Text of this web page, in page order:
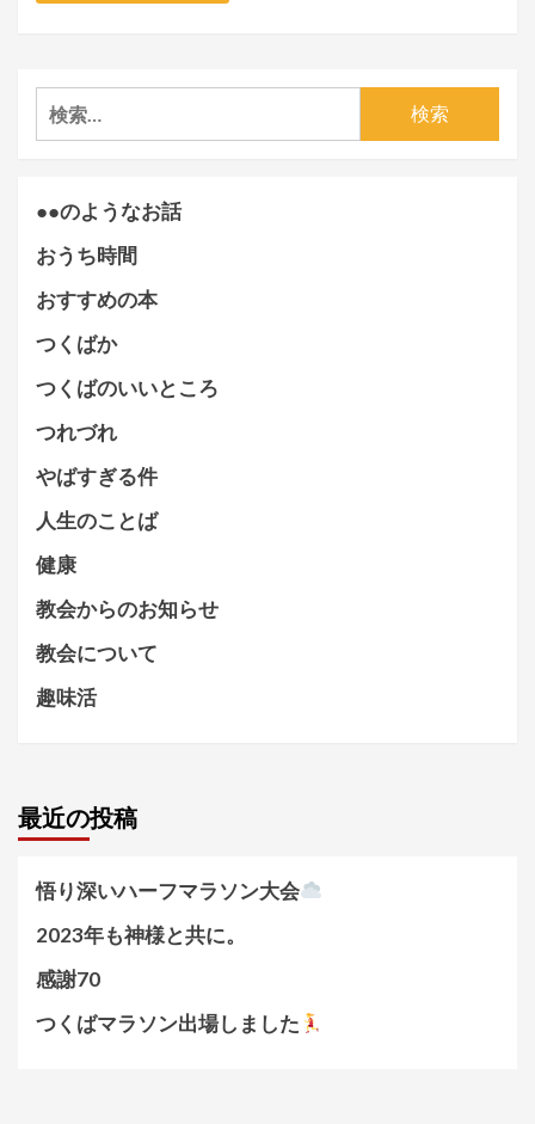
検
索:
●●のようなお話
おうち時間
おすすめの本
つくばか
つくばのいいところ
つれづれ
やばすぎる件
人生のことば
健康
教会からのお知らせ
教会について
趣味活
最近の投稿
悟り深いハーフマラソン大会
2023年も神様と共に。
感謝70
つくばマラソン出場しました